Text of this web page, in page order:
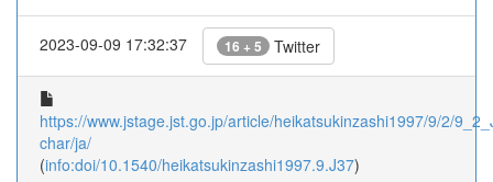
2023-09-09 17:32:37 16 + 5 Twitter
https://www.jstage.jst.go.jp/article/heikatsukinzashi1997/9/2/
char/ja/
(info:doi/10.1540/heikatsukinzashi1997.9.J37)